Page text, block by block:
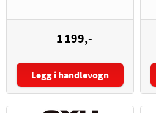
1 199,-
Størrelse:
Legg i handlevogn